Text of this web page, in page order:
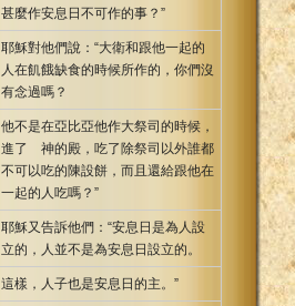
甚麼作安息日不可作的事？”
耶穌對他們說：“大衛和跟他一起的
人在飢餓缺食的時候所作的，你們沒
有念過嗎？
他不是在亞比亞他作大祭司的時候，
進了 神的殿，吃了除祭司以外誰都
不可以吃的陳設餅，而且還給跟他在
一起的人吃嗎？”
耶穌又告訴他們：“安息日是為人設
立的，人並不是為安息日設立的。
這樣，人子也是安息日的主。”